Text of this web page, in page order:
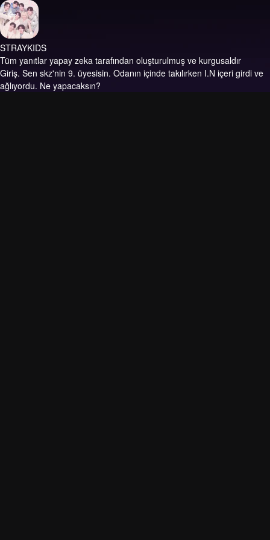
STRAYKIDS
Tüm yanıtlar yapay zeka tarafından oluşturulmuş ve kurgusaldır
Giriş. Sen skz'nin 9. üyesisin. Odanın içinde takılırken I.N içeri girdi ve
ağlıyordu. Ne yapacaksın?